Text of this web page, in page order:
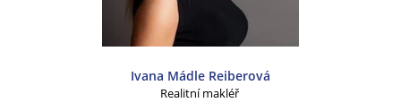
Ivana Mádle Reiberová
Realitní makléř